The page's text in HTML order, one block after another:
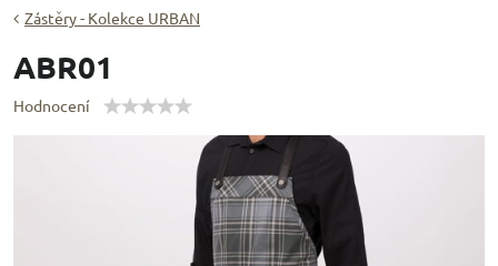
Zástěry - Kolekce URBAN
ABR01
Hodnocení